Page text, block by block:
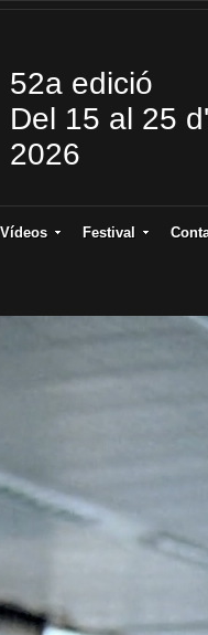
52a edició
Del 15 al 25
2026
Festival